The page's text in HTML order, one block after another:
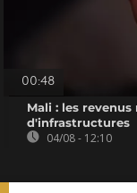
00:48
Mali : les
d'infrastructures
04/08 - 12:10